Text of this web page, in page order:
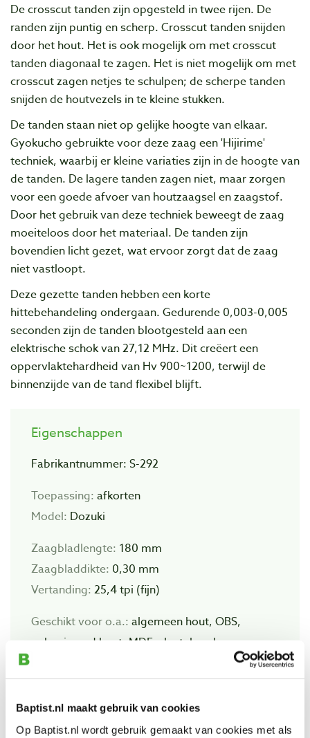
Baptist.nl maakt gebruik van cookies
Op Baptist.nl wordt gebruik gemaakt van cookies met als
De crosscut tanden zijn opgesteld in twee rijen. De
randen zijn puntig en scherp. Crosscut tanden snijden
door het hout. Het is ook mogelijk om met crosscut
tanden diagonaal te zagen. Het is niet mogelijk om met
crosscut zagen netjes te schulpen; de scherpe tanden
snijden de houtvezels in te kleine stukken.
De tanden staan niet op gelijke hoogte van elkaar.
Gyokucho gebruikte voor deze zaag een 'Hijirime'
techniek, waarbij er kleine variaties zijn in de hoogte van
de tanden. De lagere tanden zagen niet, maar zorgen
voor een goede afvoer van houtzaagsel en zaagstof.
Door het gebruik van deze techniek beweegt de zaag
moeiteloos door het materiaal. De tanden zijn
bovendien licht gezet, wat ervoor zorgt dat de zaag
niet vastloopt.
Deze gezette tanden hebben een korte
hittebehandeling ondergaan. Gedurende 0,003-0,005
seconden zijn de tanden blootgesteld aan een
elektrische schok van 27,12 MHz. Dit creëert een
oppervlaktehardheid van Hv 900~1200, terwijl de
binnenzijde van de tand flexibel blijft.
Eigenschappen
Fabrikantnummer: S-292
Toepassing: afkorten
Model: Dozuki
Zaagbladlengte: 180 mm
Zaagbladdikte: 0,30 mm
Vertanding: 25,4 tpi (fijn)
Geschikt voor o.a.: algemeen hout, OBS,
gelamineerd hout, MDF-plaat, bamboe en
Extra informatie